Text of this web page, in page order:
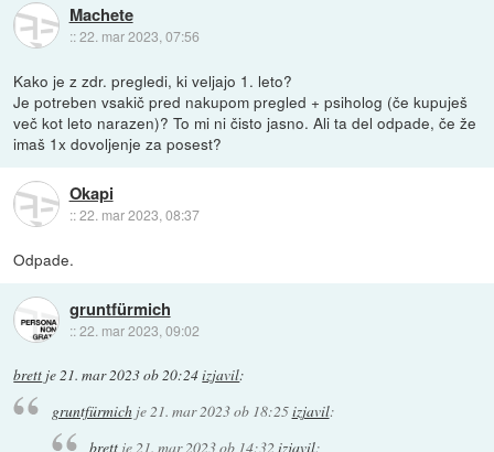
Machete
::22. mar 2023, 07:56
Kako je z zdr. pregledi, ki veljajo 1. leto?
Je potreben vsakič pred nakupom pregled + psiholog (če kupuješ
več kot leto narazen)? To mi ni čisto jasno. Ali ta del odpade, če že
imaš 1x dovoljenje za posest?
Okapi
::22. mar 2023, 08:37
Odpade.
gruntfürmich
::22. mar 2023, 09:02
brett je21. mar 2023 ob 20:24izjavil:
gruntfürmichje21. mar 2023 ob 18:25izjavil:
brett je21. mar 2023 ob 14:32izjavil: